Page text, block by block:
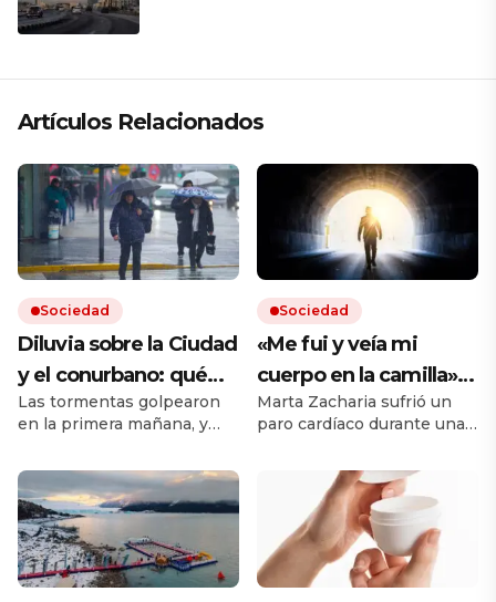
Artículos Relacionados
Sociedad
Diluvia sobre la Ciudad
y el conurbano: qué
dice el pronóstico para
las próximas horas
Las tormentas golpearon
en la primera mañana, y
jueves. Hay cortes de luz
en el AMBA.
Sociedad
«Me fui y veía mi
cuerpo en la camilla»:
vivió un caso similar al
de Víctor Sueiro y la
ciencia tiene una
explicación
Marta Zacharia sufrió un
paro cardíaco durante una
reanimada. Durante esos
segundos, dice que vio
«desde afuera», cómo
trabajaban los médicos y
luego una luz al final del
túnel. El médico del